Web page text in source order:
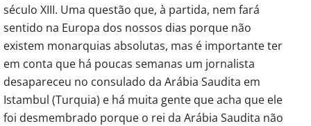
século XIII. Uma questão que, à partida, nem fará
sentido na Europa dos nossos dias porque não
existem monarquias absolutas, mas é importante ter
em conta que há poucas semanas um jornalista
desapareceu no consulado da Arábia Saudita em
Istambul (Turquia) e há muita gente que acha que ele
foi desmembrado porque o rei da Arábia Saudita não